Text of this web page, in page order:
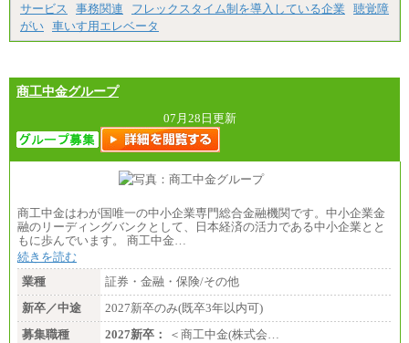
サービス
事務関連 フレックスタイム制を導入している企業
聴覚障
がい 車いす用エレベータ
商工中金グループ
07月28日更新
商工中金はわが国唯一の中小企業専門総合金融機関です。中小企業金
融のリーディングバンクとして、日本経済の活力である中小企業とと
もに歩んでいます。 商工中金…
続きを読む
業種
証券・金融・保険/その他
新卒／中途
2027新卒のみ(既卒3年以内可)
募集職種
2027新卒：
＜商工中金(株式会…